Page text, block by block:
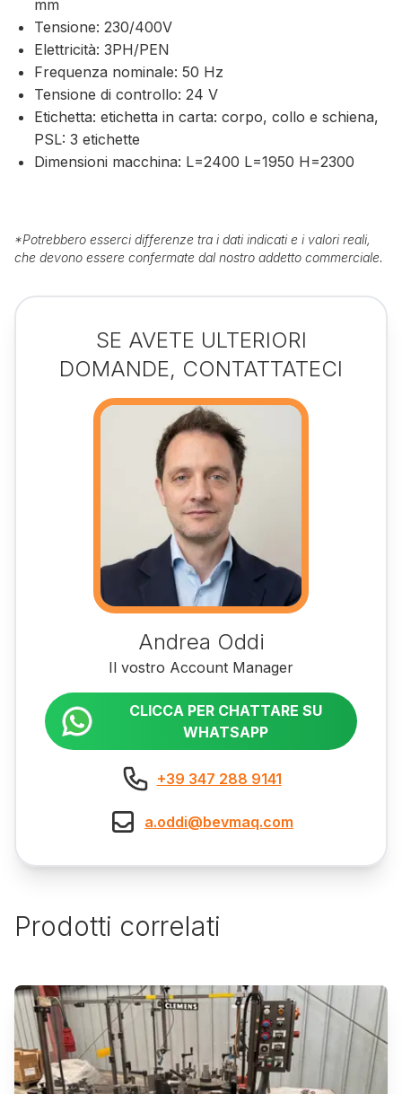
mm
Tensione: 230/400V
Elettricità: 3PH/PEN
Frequenza nominale: 50 Hz
Tensione di controllo: 24 V
Etichetta: etichetta in carta: corpo, collo e schiena,
PSL: 3 etichette
Dimensioni macchina: L=2400 L=1950 H=2300
*Potrebbero esserci differenze tra i dati indicati e i valori reali,
che devono essere confermate dal nostro addetto commerciale.
SE AVETE ULTERIORI
DOMANDE, CONTATTATECI
Andrea Oddi
Il vostro Account Manager
CLICCA PER CHATTARE SU
WHATSAPP
+39 347 288 9141
a.oddi@bevmaq.com
Prodotti correlati